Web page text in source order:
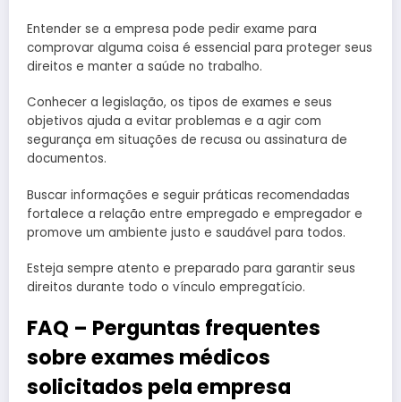
Entender se a empresa pode pedir exame para
comprovar alguma coisa é essencial para proteger seus
direitos e manter a saúde no trabalho.
Conhecer a legislação, os tipos de exames e seus
objetivos ajuda a evitar problemas e a agir com
segurança em situações de recusa ou assinatura de
documentos.
Buscar informações e seguir práticas recomendadas
fortalece a relação entre empregado e empregador e
promove um ambiente justo e saudável para todos.
Esteja sempre atento e preparado para garantir seus
direitos durante todo o vínculo empregatício.
FAQ – Perguntas frequentes
sobre exames médicos
solicitados pela empresa